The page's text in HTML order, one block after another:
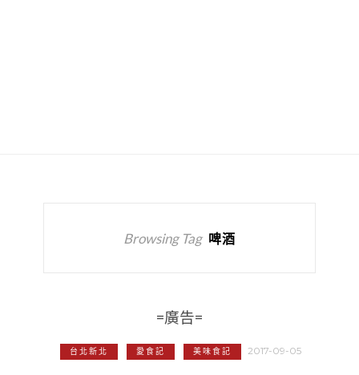
Browsing Tag 啤酒
=廣告=
台北新北 愛食記 美味食記 2017-09-05